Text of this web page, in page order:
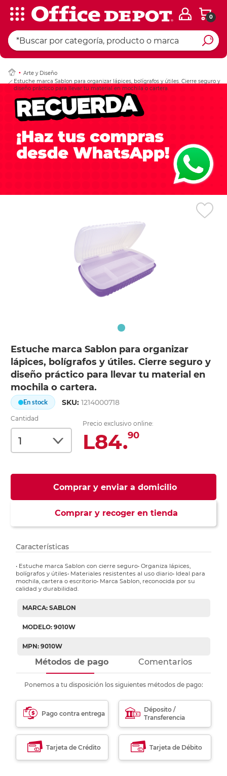
0
Arte y Diseño
Estuche marca Sablon para organizar lápices, bolígrafos y útiles. Cierre seguro y
diseño práctico para llevar tu material en mochila o cartera.
Estuche marca Sablon para organizar
lápices, bolígrafos y útiles. Cierre seguro y
diseño práctico para llevar tu material en
mochila o cartera.
En stock SKU:1214000718
Cantidad
Precio exclusivo online:
L84.90
Comprar y enviar a domicilio
Comprar y recoger en tienda
Ingresar Codigo
Características
• Estuche marca Sablon con cierre seguro• Organiza lápices,
bolígrafos y útiles• Materiales resistentes al uso diario• Ideal para
mochila, cartera o escritorio• Marca Sablon, reconocida por su
calidad y durabilidad.
MARCA: SABLON
MODELO: 9010W
MPN: 9010W
Métodos de pago Comentarios
Ponemos a tu disposición los siguientes métodos de pago:
Pago contra entrega
Déposito /
Transferencia
Tarjeta de Crédito Tarjeta de Débito